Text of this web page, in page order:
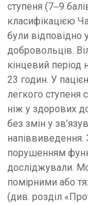
ступеня (7‒9
класифікацією
були відповідно
добровольців.
кінцевий
23 годин. У
легкого ступеня
ніж у здорових
без змін у
напіввиведення.
порушенням
досліджували.
помірними або
(див. розділ